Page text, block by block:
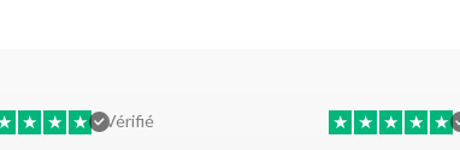
★ ★ ★
Vérifié
★ ★ ★ ★ ★